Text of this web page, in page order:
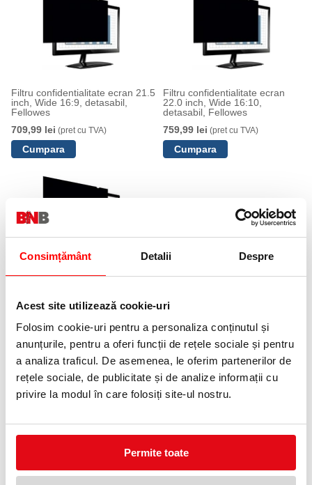
Consimțământ Detalii Despre
Acest site utilizează cookie-uri
Folosim cookie-uri pentru a personaliza conținutul și
anunțurile, pentru a oferi funcții de rețele sociale și pentru
a analiza traficul. De asemenea, le oferim partenerilor de
rețele sociale, de publicitate și de analize informații cu
privire la modul în care folosiți site-ul nostru.
Permite toate
Filtru confidentialitate ecran 21.5
inch, Wide 16:9, detasabil,
Fellowes
709,99 lei (pret cu TVA)
Filtru confidentialitate ecran
22.0 inch, Wide 16:10,
detasabil, Fellowes
759,99 lei (pret cu TVA)
Fellowes
NOUTATI
OFERTE